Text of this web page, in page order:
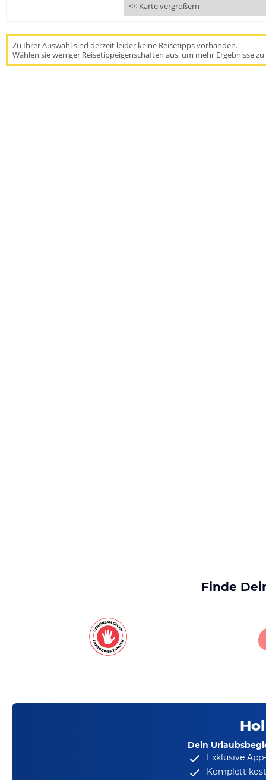
<< Karte vergrößern
Zu Ihrer Auswahl sind derzeit leider keine Reisetipps vorhanden.
Wählen sie weniger Reisetippeigenschaften aus, um mehr Ergebnisse
Finde
Dein
Exklusive
Komplett